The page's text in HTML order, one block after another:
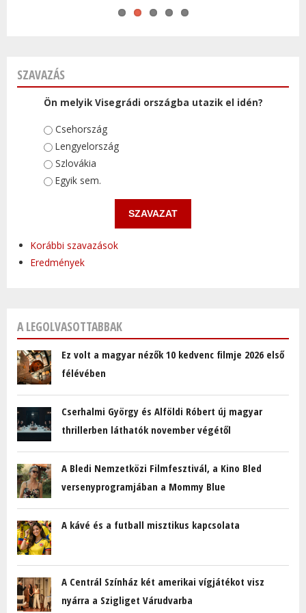
SZAVAZÁS
Ön melyik Visegrádi országba utazik el idén?
Választások
Csehország
Lengyelország
Szlovákia
Egyik sem.
Korábbi szavazások
Eredmények
A LEGOLVASOTTABBAK
Ez volt a magyar nézők 10 kedvenc filmje 2026 első
félévében
Cserhalmi György és Alföldi Róbert új magyar
thrillerben láthatók november végétől
A Bledi Nemzetközi Filmfesztivál, a Kino Bled
versenyprogramjában a Mommy Blue
A kávé és a futball misztikus kapcsolata
A Centrál Színház két amerikai vígjátékot visz
nyárra a Szigliget Várudvarba